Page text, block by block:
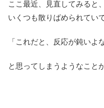
ここ最近、見直してみると
いくつも散りばめられていて
「これだと、反応が鈍いよ
と思ってしまうようなこと